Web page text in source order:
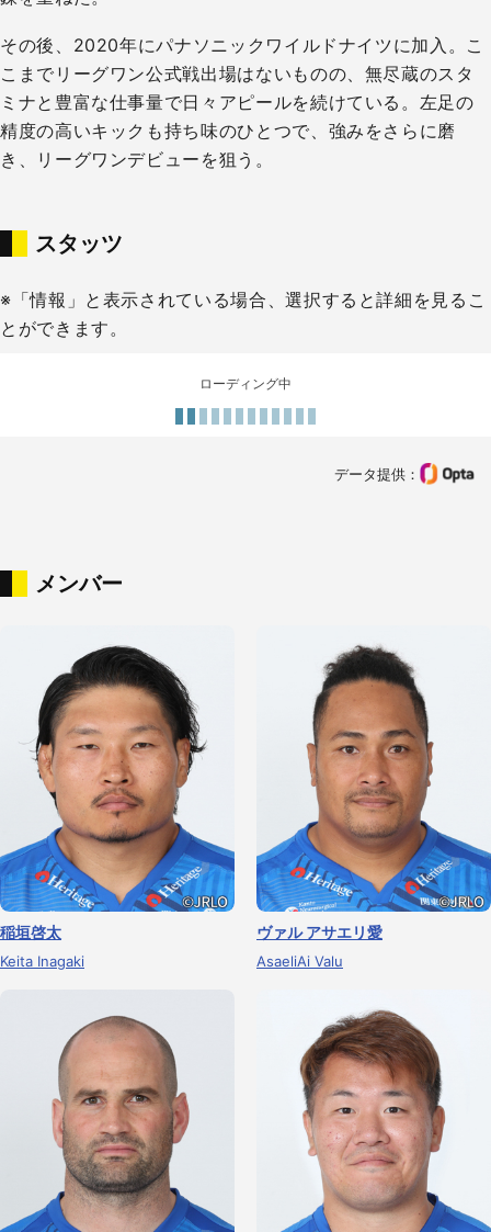
その後、2020年にパナソニックワイルドナイツに加入。こ
こまでリーグワン公式戦出場はないものの、無尽蔵のスタ
ミナと豊富な仕事量で日々アピールを続けている。左足の
精度の高いキックも持ち味のひとつで、強みをさらに磨
き、リーグワンデビューを狙う。
スタッツ
※「情報」と表示されている場合、選択すると詳細を見るこ
とができます。
ローディング中
データ提供：
メンバー
稲垣啓太
Keita Inagaki
ヴァル アサエリ愛
AsaeliAi Valu